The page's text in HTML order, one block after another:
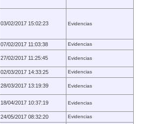
03/02/2017 15:02:23 Evidencias
07/02/2017 11:03:38
Evidencias
27/02/2017 11:25:45 Evidencias
02/03/2017 14:33:25
Evidencias
28/03/2017 13:19:39 Evidencias
18/04/2017 10:37:19 Evidencias
24/05/2017 08:32:20
Evidencias